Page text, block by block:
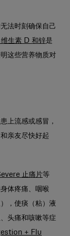
法时刻确保自己
生素 D 和锌是
这些营养物质对
上流感或感冒，
亲友尽快好起
止痛片等
体疼痛、咽喉
，使痰（粘）液
头痛和咳嗽等症
+ Flu